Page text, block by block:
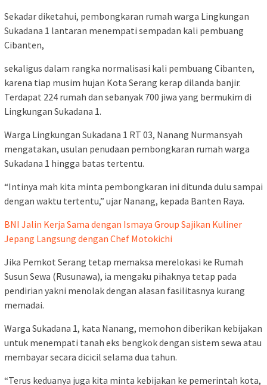
Sekadar diketahui, pembongkaran rumah warga Lingkungan
Sukadana 1 lantaran menempati sempadan kali pembuang
Cibanten,
sekaligus dalam rangka normalisasi kali pembuang Cibanten,
karena tiap musim hujan Kota Serang kerap dilanda banjir.
Terdapat 224 rumah dan sebanyak 700 jiwa yang bermukim di
Lingkungan Sukadana 1.
Warga Lingkungan Sukadana 1 RT 03, Nanang Nurmansyah
mengatakan, usulan penudaan pembongkaran rumah warga
Sukadana 1 hingga batas tertentu.
“Intinya mah kita minta pembongkaran ini ditunda dulu sampai
dengan waktu tertentu,” ujar Nanang, kepada Banten Raya.
BNI Jalin Kerja Sama dengan Ismaya Group Sajikan Kuliner
Jepang Langsung dengan Chef Motokichi
Jika Pemkot Serang tetap memaksa merelokasi ke Rumah
Susun Sewa (Rusunawa), ia mengaku pihaknya tetap pada
pendirian yakni menolak dengan alasan fasilitasnya kurang
memadai.
Warga Sukadana 1, kata Nanang, memohon diberikan kebijakan
untuk menempati tanah eks bengkok dengan sistem sewa atau
membayar secara dicicil selama dua tahun.
“Terus keduanya juga kita minta kebijakan ke pemerintah kota,